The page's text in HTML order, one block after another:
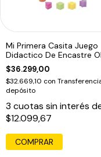
Mi Primera Casita Juego
Didactico De Encastre
Baby
$36.299,00
$32.669,10 con
depósito
3 cuotas sin interés
$12.099,67
COMPRAR